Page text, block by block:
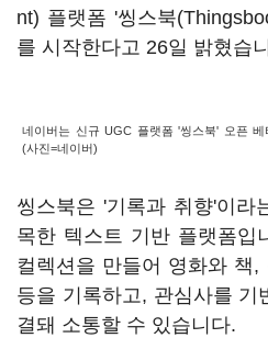
nt) 플랫폼 '씽스북
를 시작한다고 26일 밝혔습
네이버는 신규 UGC 플랫폼 '씽스북' 오픈
(사진=네이버)
씽스북은 '기록과 취향'이라
목한 텍스트 기반 플랫폼입
컬렉션을 만들어 영화와 책
등을 기록하고, 관심사를 기
결돼 소통할 수 있습니다.